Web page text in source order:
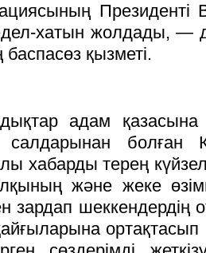
Президенті
хатын жолдады, —
баспасөз қызметі.
адам қазасына
салдарынан болған
хабарды терең
және жеке
зардап шеккендердің
ортақтасып